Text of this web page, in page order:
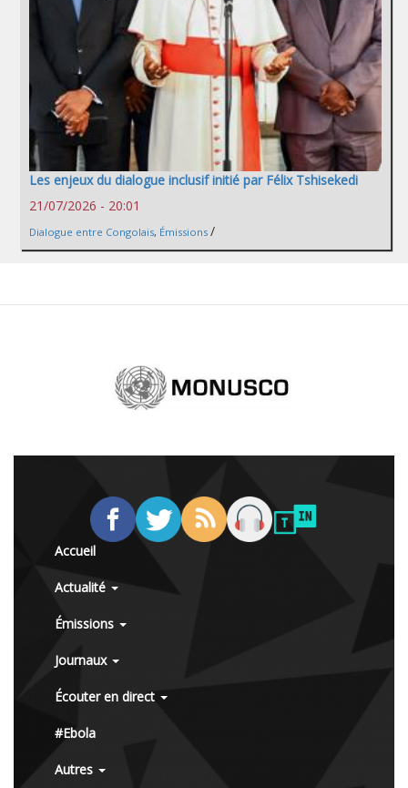
Les enjeux du dialogue inclusif initié par Félix Tshisekedi
21/07/2026 - 20:01
Dialogue entre Congolais, Émissions /
Accueil
Actualité
Émissions
Journaux
Écouter en direct
#Ebola
Autres